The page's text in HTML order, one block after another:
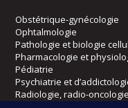
Obstétrique-gynécologie
Ophtalmologie
Pathologie et biologie
Pharmacologie et
Pédiatrie
Psychiatrie et
Radiologie, radio-